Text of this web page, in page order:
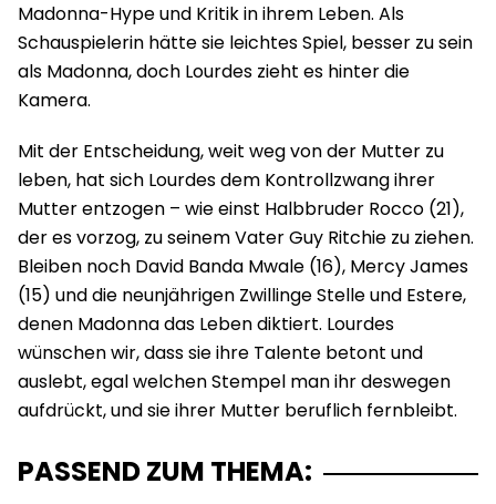
Madonna-Hype und Kritik in ihrem Leben. Als
Schauspielerin hätte sie leichtes Spiel, besser zu sein
als Madonna, doch Lourdes zieht es hinter die
Kamera.
Mit der Entscheidung, weit weg von der Mutter zu
leben, hat sich Lourdes dem Kontrollzwang ihrer
Mutter entzogen – wie einst Halbbruder Rocco (21),
der es vorzog, zu seinem Vater Guy Ritchie zu ziehen.
Bleiben noch David Banda Mwale (16), Mercy James
(15) und die neunjährigen Zwillinge Stelle und Estere,
denen Madonna das Leben diktiert. Lourdes
wünschen wir, dass sie ihre Talente betont und
auslebt, egal welchen Stempel man ihr deswegen
aufdrückt, und sie ihrer Mutter beruflich fernbleibt.
PASSEND ZUM THEMA: